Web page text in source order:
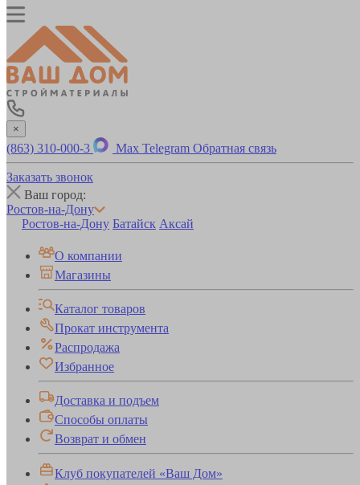
×
(863) 310-000-3 Max Telegram Обратная связь
Заказать звонок
Ваш город:
Ростов-на-Дону
Ростов-на-Дону Батайск Аксай
О компании
Магазины
Каталог товаров
Прокат инструмента
Распродажа
Избранное
Доставка и подъем
Способы оплаты
Возврат и обмен
Клуб покупателей «Ваш Дом»